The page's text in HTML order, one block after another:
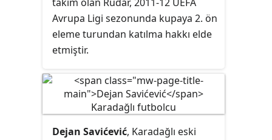
Avrupa Ligi sezonunda kupaya 2. ön
eleme turundan katılma hakkı elde
etmiştir.
Dejan Savićević, Karadağlı eski